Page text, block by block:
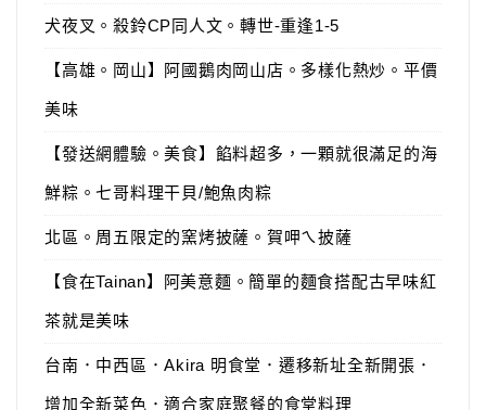
犬夜叉。殺鈴CP同人文。轉世-重逢1-5
【高雄。岡山】阿國鵝肉岡山店。多樣化熱炒。平價
美味
【發送網體驗。美食】餡料超多，一顆就很滿足的海
鮮粽。七哥料理干貝/鮑魚肉粽
北區。周五限定的窯烤披薩。賀呷ㄟ披薩
【食在Tainan】阿美意麵。簡單的麵食搭配古早味紅
茶就是美味
台南．中西區．Akira 明食堂．遷移新址全新開張．
增加全新菜色．適合家庭聚餐的食堂料理